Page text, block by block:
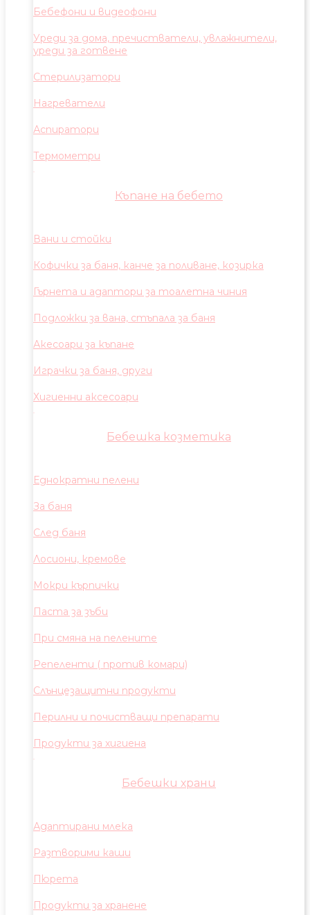
Бебефони и видеофони
Уреди за дома, пречистватели, увлажнители,
уреди за готвене
Стерилизатори
Нагреватели
Аспиратори
Термометри
Къпане на бебето
Вани и стойки
Кофички за баня, канче за поливане, козирка
Гърнета и адаптори за тоалетна чиния
Подложки за вана, стъпала за баня
Акесоари за къпане
Играчки за баня, други
Хигиенни аксесоари
Бебешка козметика
Еднократни пелени
За баня
След баня
Лосиони, кремове
Мокри кърпички
Паста за зъби
При смяна на пелените
Репеленти ( против комари)
Слънцезащитни продукти
Перилни и почистващи препарати
Продукти за хигиена
Бебешки храни
Адаптирани млека
Разтворими каши
Пюрета
Продукти за хранене